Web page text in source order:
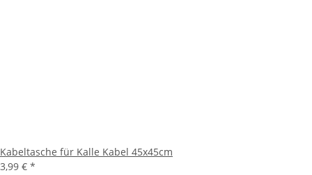
Kabeltasche für Kalle Kabel 45x45cm
3,99 € *